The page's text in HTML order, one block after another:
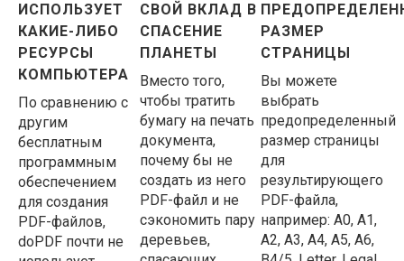
ИСПОЛЬЗУЕТ
КАКИЕ-ЛИБО
РЕСУРСЫ
КОМПЬЮТЕРА
По сравнению с
другим
бесплатным
программным
обеспечением
для создания
PDF-файлов,
doPDF почти не
СВОЙ ВКЛАД В
СПАСЕНИЕ
ПЛАНЕТЫ
Вместо того,
чтобы тратить
бумагу на печать
документа,
почему бы не
создать из него
PDF-файл и не
сэкономить пару
деревьев,
РАЗМЕР
СТРАНИЦЫ
Вы можете
выбрать
предопределенный
размер страницы
для
результирующего
PDF-файла,
например: A0, A1,
A2, A3, A4, A5, A6,